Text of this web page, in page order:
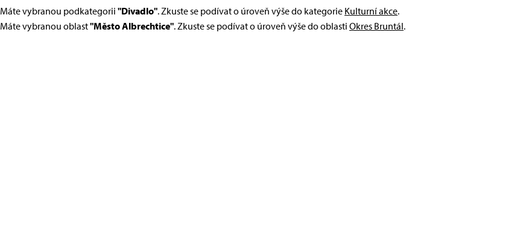
Máte vybranou podkategorii "Divadlo". Zkuste se podívat o úroveň výše do kategorie Kulturní akce.
Máte vybranou oblast"Město Albrechtice". Zkuste se podívat o úroveň výše do oblasti Okres Bruntál.